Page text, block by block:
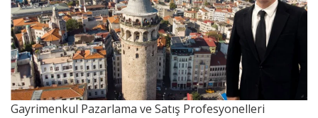
Gayrimenkul Pazarlama ve Satış Profesyonelleri